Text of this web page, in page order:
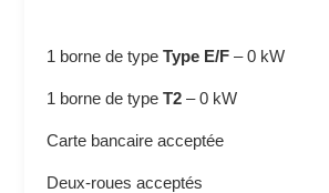
1 borne de typeType E/F –0 kW
1 borne de typeT2 –0 kW
Carte bancaire acceptée
Deux-roues acceptés